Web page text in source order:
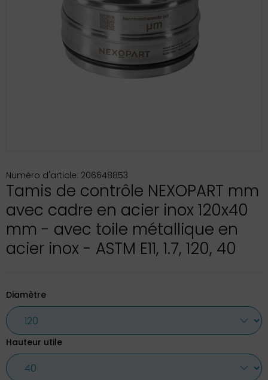
Numéro d'article: 206648853
Tamis de contrôle NEXOPART mm
avec cadre en acier inox 120x40
mm - avec toile métallique en
acier inox - ASTM E11, 1.7, 120, 40
Diamètre
Hauteur utile